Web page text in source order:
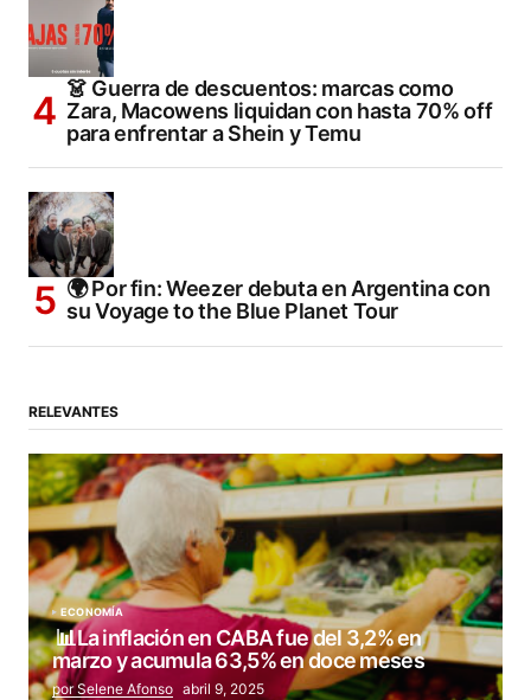
👗 Guerra de descuentos: marcas como
Zara, Macowens liquidan con hasta 70% off
para enfrentar a Shein y Temu
🌍 Por fin: Weezer debuta en Argentina con
su Voyage to the Blue Planet Tour
RELEVANTES
ECONOMÍA
📊La inflación en CABA fue del 3,2% en
marzo y acumula 63,5% en doce meses
por Selene Afonso abril 9, 2025